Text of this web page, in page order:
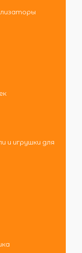
и игрушки для